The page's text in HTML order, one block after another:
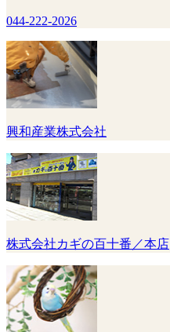
044-222-2026
興和産業株式会社
株式会社カギの百十番／本店